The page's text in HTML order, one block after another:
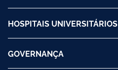
HOSPITAIS UNIVERSITÁRIOS
GOVERNANÇA